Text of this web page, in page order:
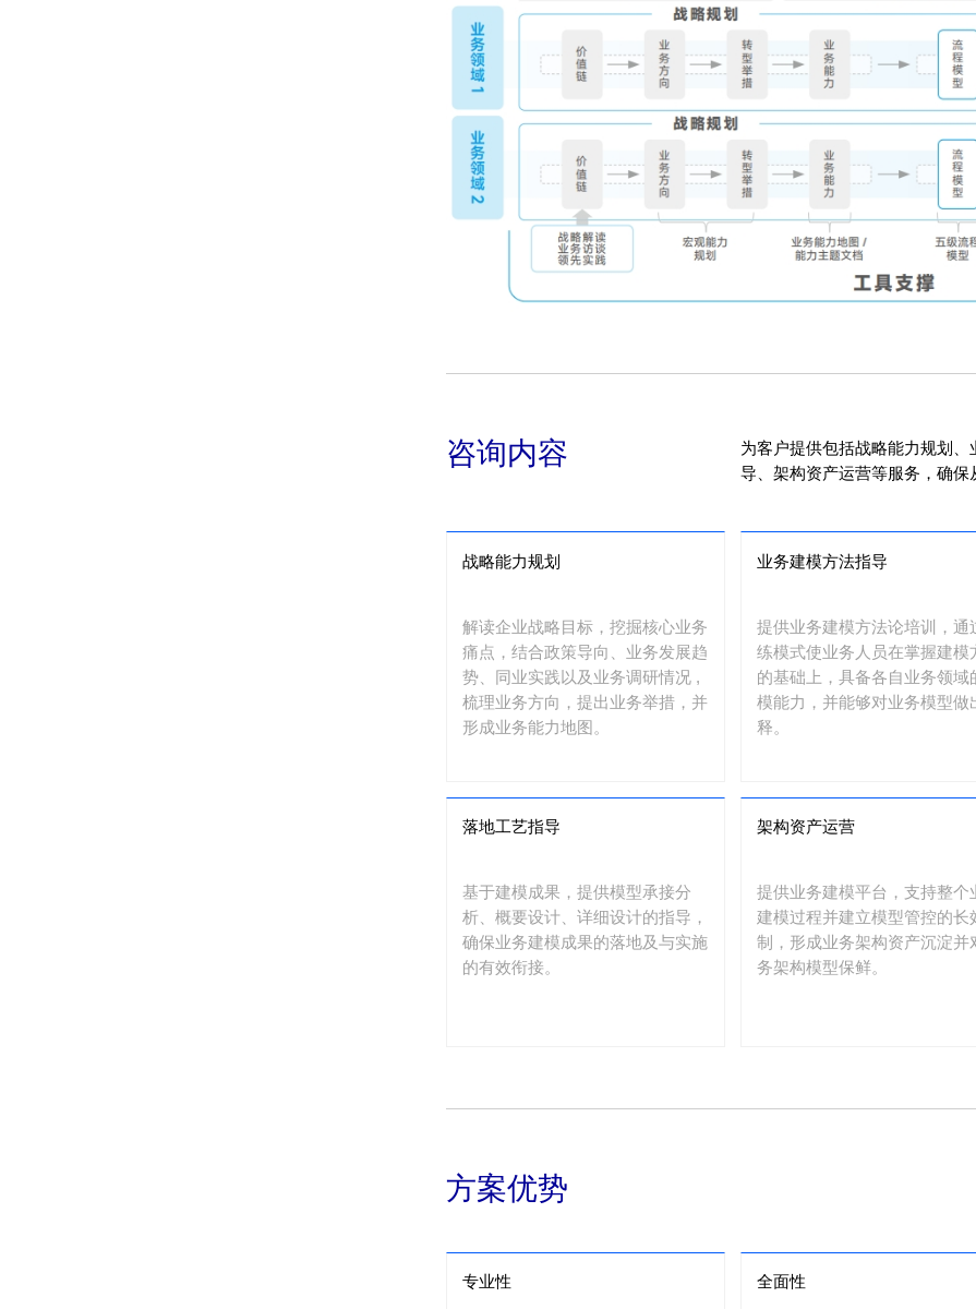
咨询内容
为客户提供包括战略能力规划
导、架构资产运营等服务，确保
战略能力规划
解读企业战略目标，挖掘核心业务
痛点，结合政策导向、业务发展趋
势、同业实践以及业务调研情况 ,
梳理业务方向，提出业务举措，并
形成业务能力地图。
业务建模方法指导
提供业务建模方法论培训，通
练模式使业务人员在掌握建模
的基础上，具备各自业务领域
模能力，并能够对业务模型做
释。
落地工艺指导
基于建模成果，提供模型承接分
析、概要设计、详细设计的指导，
确保业务建模成果的落地及与实施
的有效衔接。
架构资产运营
提供业务建模平台，支持整个
建模过程并建立模型管控的长
制，形成业务架构资产沉淀并
务架构模型保鲜。
方案优势
专业性 全面性